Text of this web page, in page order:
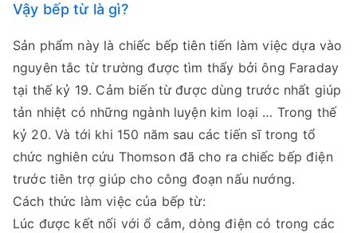
Vậy bếp từ là gì?
Sản phẩm này là chiếc bếp tiên tiến làm việc dựa vào
nguyên tắc từ trường được tìm thấy bởi ông Faraday
tại thế kỷ 19. Cảm biến từ được dùng trước nhất giúp
tản nhiệt có những ngành luyện kim loại … Trong thế
kỷ 20. Và tới khi 150 năm sau các tiến sĩ trong tổ
chức nghiên cứu Thomson đã cho ra chiếc bếp điện
trước tiên trợ giúp cho công đoạn nấu nướng.
Cách thức làm việc của bếp từ:
Lúc được kết nối với ổ cắm, dòng điện có trong các